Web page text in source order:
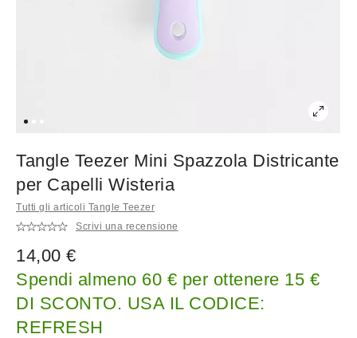
Tangle Teezer Mini Spazzola Districante
per Capelli Wisteria
Tutti gli articoli Tangle Teezer
Scrivi una recensione
14,00 €
Spendi almeno 60 € per ottenere 15 €
DI SCONTO. USA IL CODICE:
REFRESH